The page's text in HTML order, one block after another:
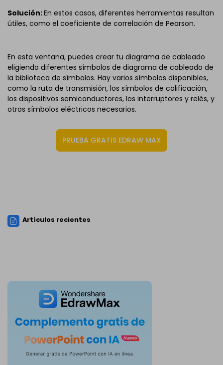
Solución:En estos casos, diferentes herramientas resultan
útiles, como el coeficiente de correlación de Pearson.
En esta ventana, puedes crear tu diagrama de cableado
eligiendo diferentes símbolos de diagrama de cableado de
la biblioteca de símbolos. Hay varios símbolos disponibles,
como la ruta de transmisión, los símbolos de calificación,
los dispositivos semiconductores, los interruptores y relés, y
otros símbolos eléctricos necesarios.
PRUEBA GRATIS EDRAW MAX
Artículos recientes